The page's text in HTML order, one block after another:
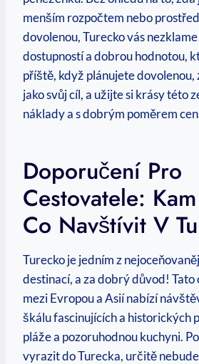
menším rozpočtem nebo
dovolenou, Turecko vás
dostupností a dobrou hodnotou,
příště, když plánujete dovolenou,
jako svůj cíl, a užijte si krásy této
náklady a s dobrým poměrem
Doporučení Pro
Cestovatele:
Co Navštívit V
Turecko je jedním z
destinací, a za dobrý důvod! Tato
mezi Evropou a Asií nabízí
škálu fascinujících a historických
pláže a pozoruhodnou kuchyni.
vyrazit do Turecka, určitě